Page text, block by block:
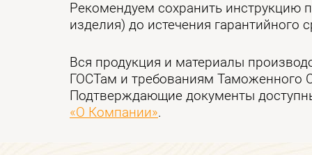
Рекомендуем сохранить инструкцию
изделия) до истечения гарантийного
Вся продукция и материалы
ГОСТам и требованиям Таможенного
Подтверждающие документы
«О Компании».